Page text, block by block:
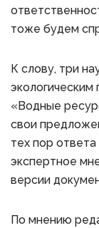
тоже будем
К слову, три
«Водные
свои
тех пор ответа
экспертное
версии
По мнению